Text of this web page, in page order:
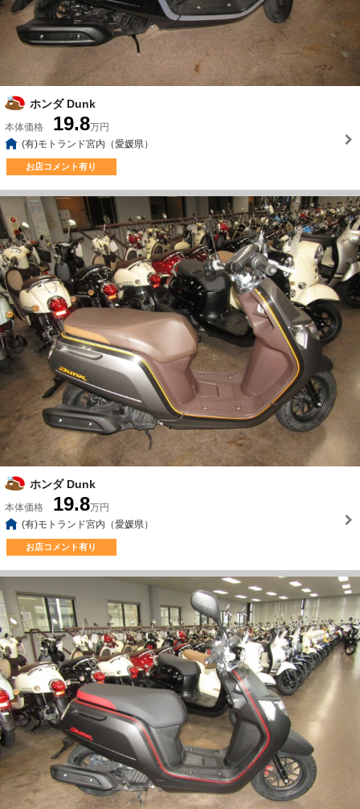
ホンダ Dunk
本体価格 19.8万円
(有)モトランド宮内（愛媛県）
お店コメント有り
ホンダ Dunk
本体価格 19.8万円
(有)モトランド宮内（愛媛県）
お店コメント有り